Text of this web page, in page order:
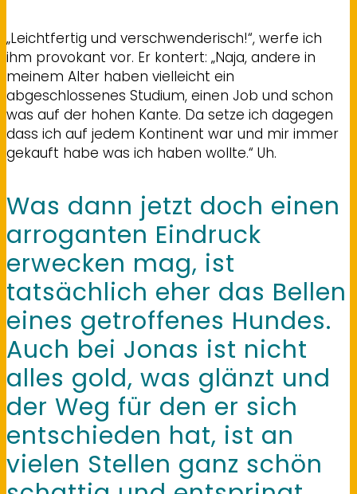
„Leichtfertig und verschwenderisch!“, werfe ich
ihm provokant vor. Er kontert: „Naja, andere in
meinem Alter haben vielleicht ein
abgeschlossenes Studium, einen Job und schon
was auf der hohen Kante. Da setze ich dagegen
dass ich auf jedem Kontinent war und mir immer
gekauft habe was ich haben wollte.“ Uh.
Was dann jetzt doch einen
arroganten Eindruck
erwecken mag, ist
tatsächlich eher das Bellen
eines getroffenes Hundes.
Auch bei Jonas ist nicht
alles gold, was glänzt und
der Weg für den er sich
entschieden hat, ist an
vielen Stellen ganz schön